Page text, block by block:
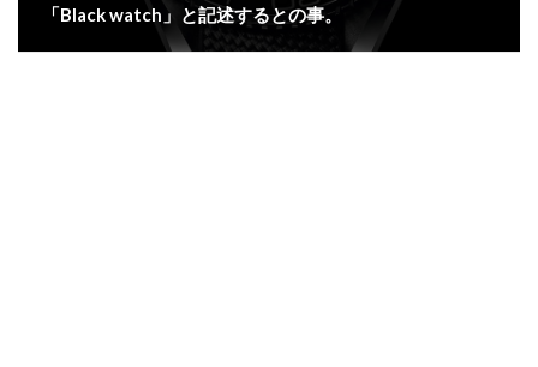
「Black watch」と記述するとの事。